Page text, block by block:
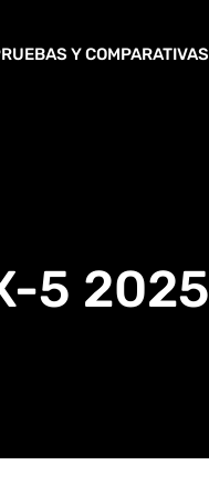
Y COMPARATIVAS
5 2025